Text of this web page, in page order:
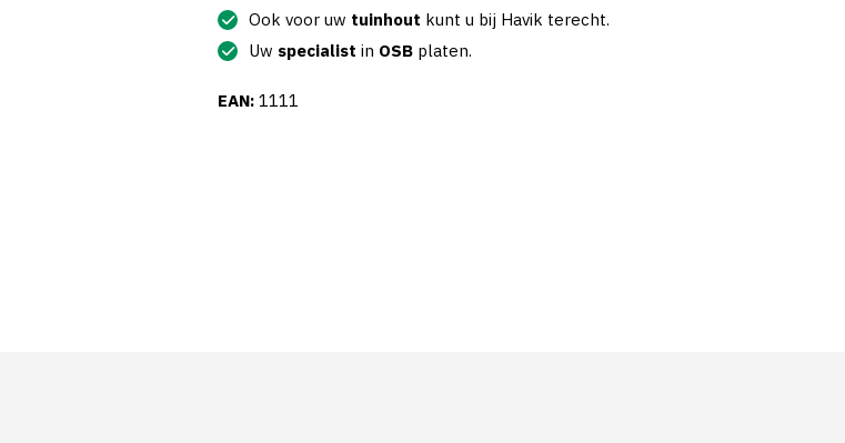
Ook voor uw tuinhout kunt u bij Havik terecht.
Uw specialist in OSB platen.
EAN: 1111